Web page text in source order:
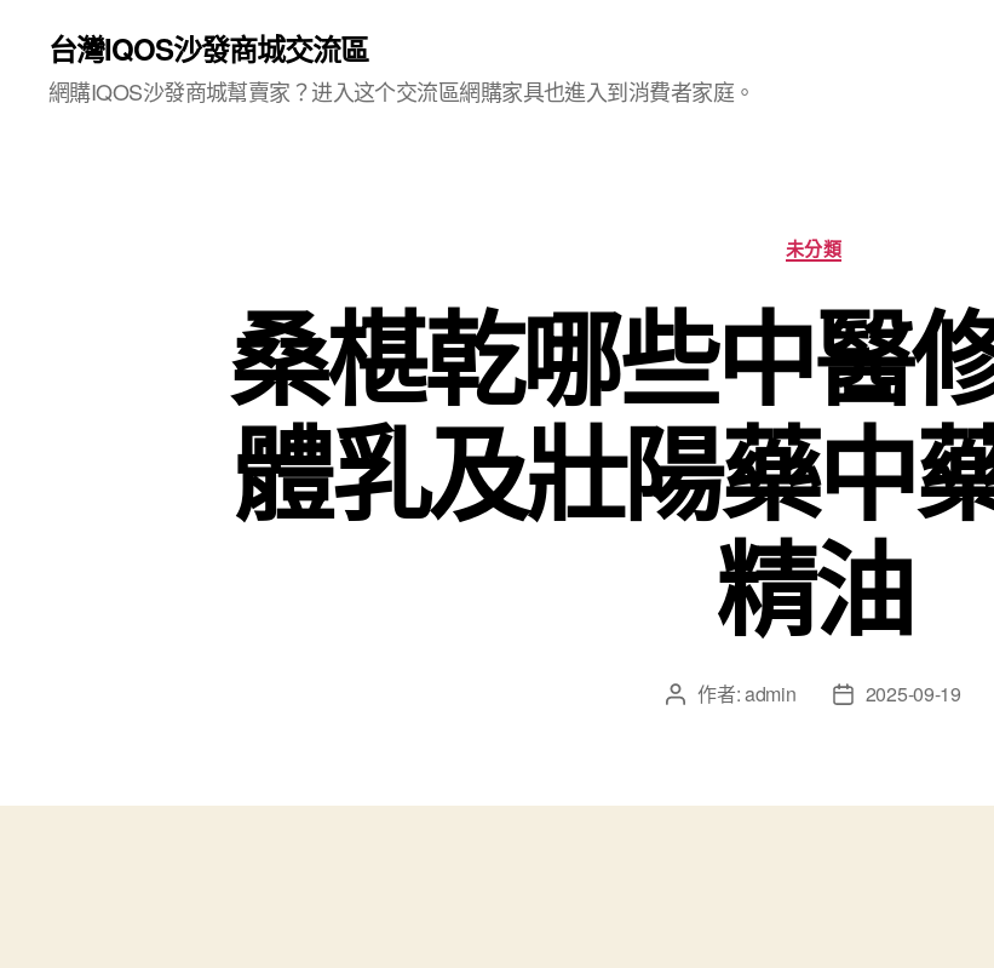
台灣IQOS沙發商城交流區
網購IQOS沙發商城幫賣家？进入这个交流區網購家具也進入到消費者家庭。
分
類
未分類
桑椹乾哪些中醫
體乳及壯陽藥中
精油
文 作者:admin
文
日
2025-09-19